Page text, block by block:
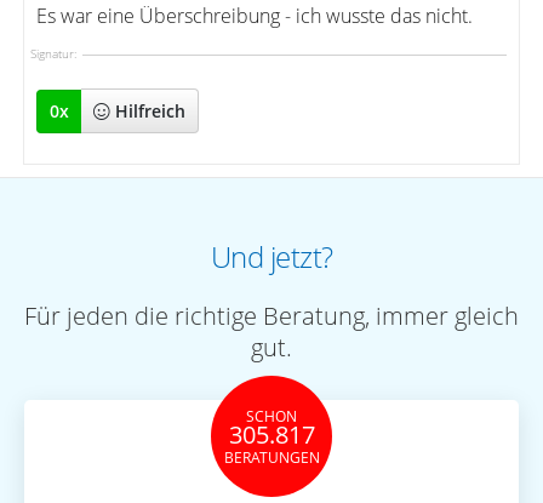
Es war eine Überschreibung - ich wusste das nicht.
Signatur:
0x Hilfreich
Und jetzt?
Für jeden die richtige Beratung, immer gleich
gut.
SCHON
305.817
BERATUNGEN